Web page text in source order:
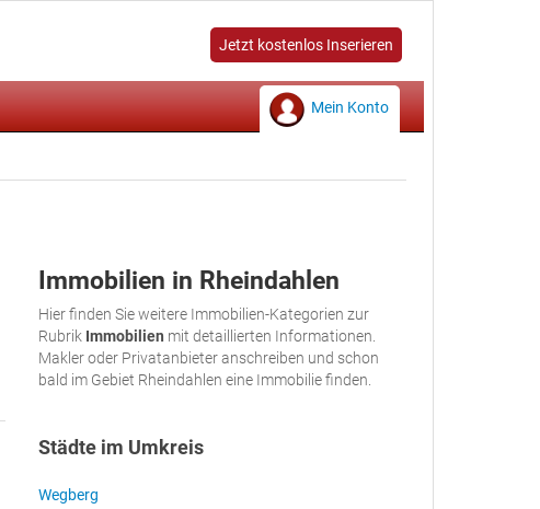
Jetzt kostenlos Inserieren
Mein Konto
Immobilien in Rheindahlen
Hier finden Sie weitere Immobilien-Kategorien zur
Rubrik Immobilien mit detaillierten Informationen.
Makler oder Privatanbieter anschreiben und schon
bald im Gebiet Rheindahlen eine Immobilie finden.
Städte im Umkreis
Wegberg